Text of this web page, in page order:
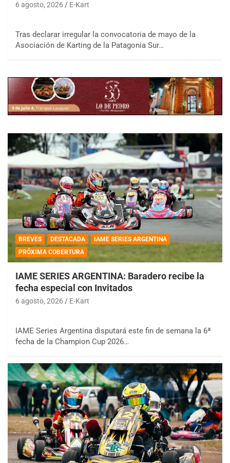
6 agosto, 2026 E-Kart
Tras declarar irregular la convocatoria de mayo de la
Asociación de Karting de la Patagonia Sur…
BREVES DESTACADA
IAME SERIES ARGENTINA
PRÓXIMA COBERTURA
IAME SERIES ARGENTINA: Baradero recibe la
fecha especial con Invitados
6 agosto, 2026 E-Kart
IAME Series Argentina disputará este fin de semana la 6ª
fecha de la Champion Cup 2026…